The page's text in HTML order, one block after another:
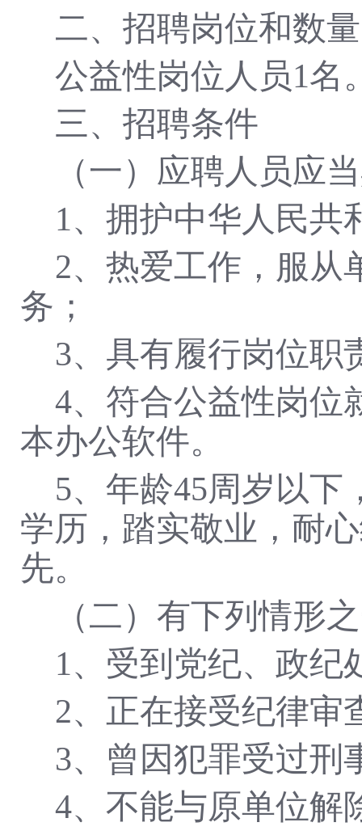
二、招聘岗位和数量
公益性岗位人员1名
三、招聘条件
（一）应聘人员应
1、拥护中华人民共
2、热爱工作，服从
务 ；
3、具有履行岗位职
4、符合公益性岗位
本办公软件。
5、 年龄45周岁以下
学历，踏实敬业，耐
先。
（二）有下列情形
1、受到党纪、政纪
2、正在接受纪律审
3、曾因犯罪受过刑
4、不能与原单位解